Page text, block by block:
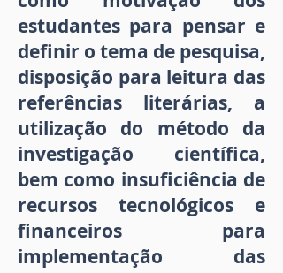
estudantes para pensar e
definir o tema de pesquisa,
disposição para leitura das
referências literárias, a
utilização do método da
investigação científica,
bem como insuficiência de
recursos tecnológicos e
financeiros para
implementação das